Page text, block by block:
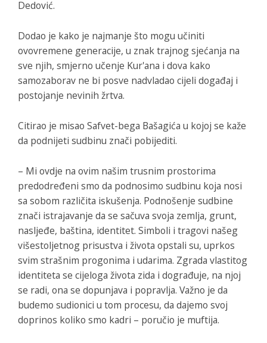
Dedović.
Dodao je kako je najmanje što mogu učiniti
ovovremene generacije, u znak trajnog sjećanja na
sve njih, smjerno učenje Kur'ana i dova kako
samozaborav ne bi posve nadvladao cijeli događaj i
postojanje nevinih žrtva.
Citirao je misao Safvet-bega Bašagića u kojoj se kaže
da podnijeti sudbinu znači pobijediti.
– Mi ovdje na ovim našim trusnim prostorima
predodređeni smo da podnosimo sudbinu koja nosi
sa sobom različita iskušenja. Podnošenje sudbine
znači istrajavanje da se sačuva svoja zemlja, grunt,
nasljeđe, baština, identitet. Simboli i tragovi našeg
višestoljetnog prisustva i života opstali su, uprkos
svim strašnim progonima i udarima. Zgrada vlastitog
identiteta se cijeloga života zida i dograđuje, na njoj
se radi, ona se dopunjava i popravlja. Važno je da
budemo sudionici u tom procesu, da dajemo svoj
doprinos koliko smo kadri – poručio je muftija.